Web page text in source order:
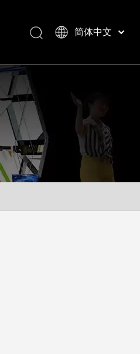
简体中文
العربية
日本語
Pусский
Nederlands
Português
Deutsch